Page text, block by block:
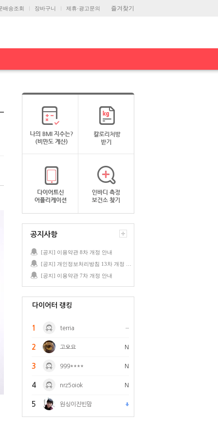
즐겨찾기
배송조회 장바구니 제휴·광고문의
공지사항
[공지] 이용약관 8차 개정 안내
[공지] 이용약관 7차 개정 안내
다이어터 랭킹
1 terria
2 고오요 N
3 999**** N
4 nrz5oiok N
5 원싱이진빈맘